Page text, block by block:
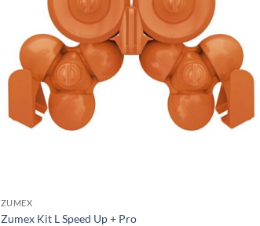
ZUMEX
Zumex Kit L Speed Up + Pro